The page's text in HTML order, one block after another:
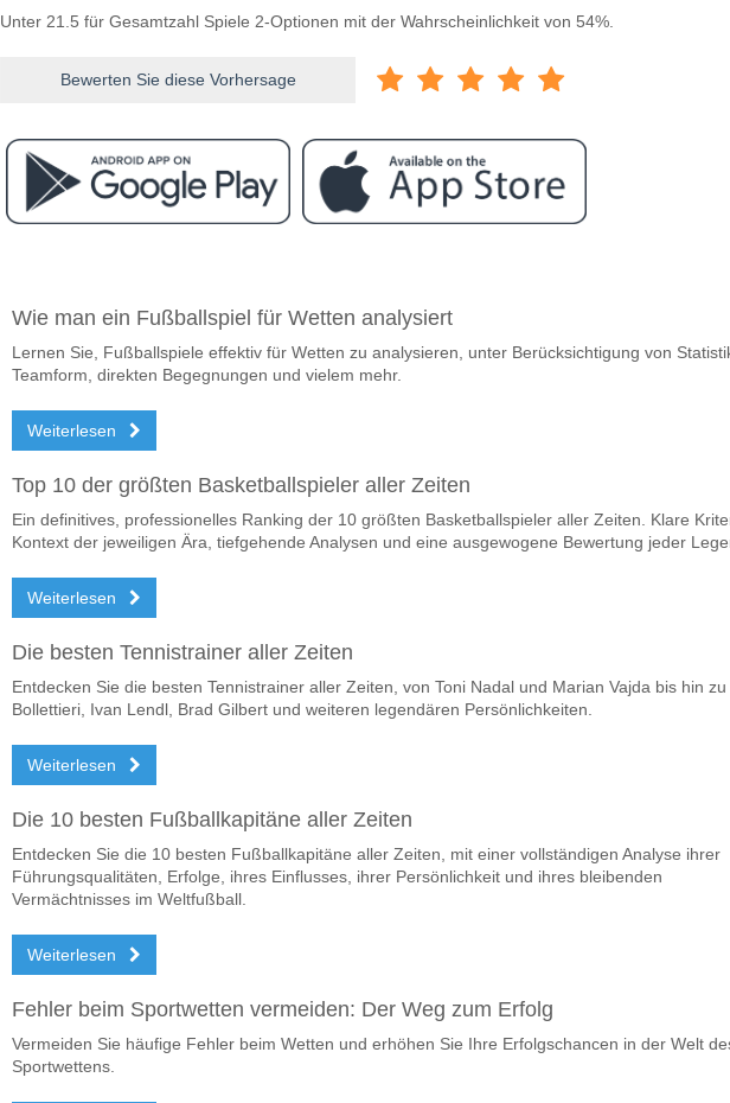
Unter 21.5 für Gesamtzahl Spiele 2-Optionen mit der Wahrscheinlichkeit von 54%.
Bewerten Sie diese Vorhersage
Das Spiel zwischen Elise Mertens v Liudmila Samsonova 15 June 2026 16:30 UK time.
Wer ist das Lieblingsteam, zwischen dem zu gewinnen ist Elise Mertens v
Wie man ein Fußballspiel für Wetten analysiert
Lernen Sie, Fußballspiele effektiv für Wetten zu analysieren, unter Berücksichtigung von
Teamform, direkten Begegnungen und vielem mehr.
Weiterlesen
Top 10 der größten Basketballspieler aller Zeiten
Ein definitives, professionelles Ranking der 10 größten Basketballspieler aller Zeiten. Klare
Kontext der jeweiligen Ära, tiefgehende Analysen und eine ausgewogene Bewertung jeder
Weiterlesen
Die besten Tennistrainer aller Zeiten
Entdecken Sie die besten Tennistrainer aller Zeiten, von Toni Nadal und Marian Vajda bis hin zu
Bollettieri, Ivan Lendl, Brad Gilbert und weiteren legendären Persönlichkeiten.
Weiterlesen
Die 10 besten Fußballkapitäne aller Zeiten
Entdecken Sie die 10 besten Fußballkapitäne aller Zeiten, mit einer vollständigen Analyse ihrer
Führungsqualitäten, Erfolge, ihres Einflusses, ihrer Persönlichkeit und ihres bleibenden
Vermächtnisses im Weltfußball.
Weiterlesen
Fehler beim Sportwetten vermeiden: Der Weg zum Erfolg
Vermeiden Sie häufige Fehler beim Wetten und erhöhen Sie Ihre Erfolgschancen in der Welt
Sportwettens.